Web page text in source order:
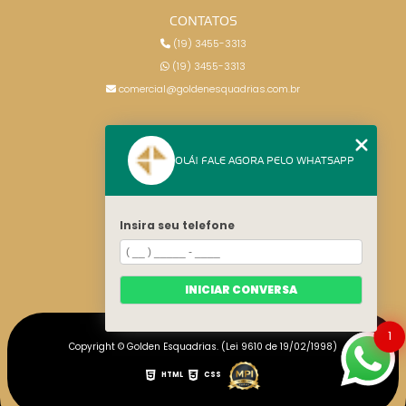
CONTATOS
(19) 3455-3313
(19) 3455-3313
comercial@goldenesquadrias.com.br
HOME
CATEGORIAS
MAPA DO SITE
Copyright © Golden Esquadrias. (Lei 9610 de 19/02/1998)
HTML CSS
1
OLÁ! FALE AGORA PELO WHATSAPP
Insira seu telefone
INICIAR CONVERSA